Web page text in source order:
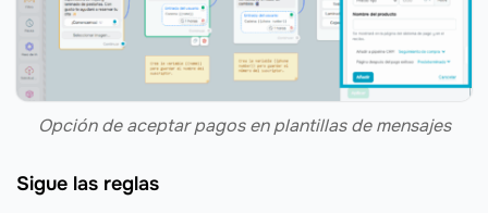
Opción de aceptar pagos en plantillas de mensajes
Sigue las reglas